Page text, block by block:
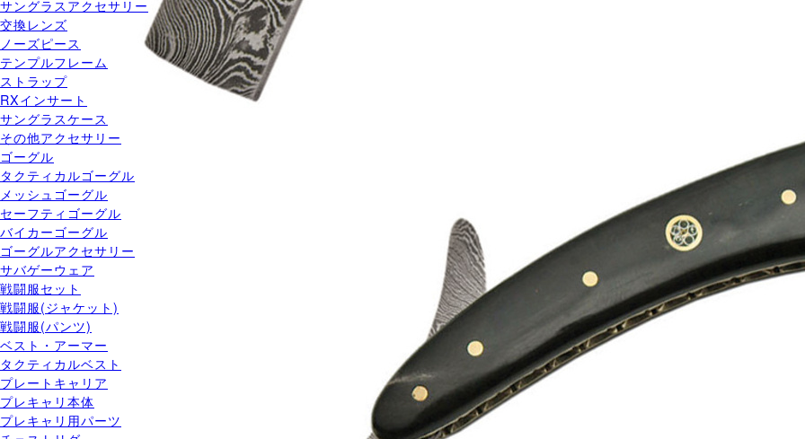
サングラスアクセサリー
交換レンズ
ノーズピース
テンプルフレーム
ストラップ
RXインサート
サングラスケース
その他アクセサリー
ゴーグル
タクティカルゴーグル
メッシュゴーグル
セーフティゴーグル
バイカーゴーグル
ゴーグルアクセサリー
サバゲーウェア
戦闘服セット
戦闘服(ジャケット)
戦闘服(パンツ)
ベスト・アーマー
タクティカルベスト
プレートキャリア
プレキャリ本体
プレキャリ用パーツ